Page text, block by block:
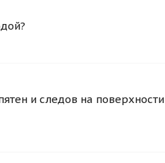
и следов на поверхности